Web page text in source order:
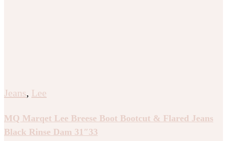
Jeans, Lee
MQ Marqet Lee Breese Boot Bootcut & Flared Jeans
Black Rinse Dam 31″33